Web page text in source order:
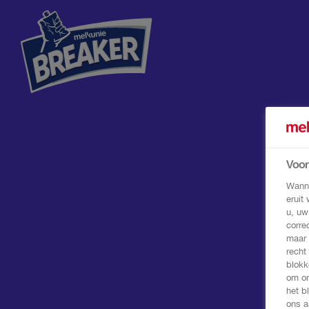
eruit
u,
maar
recht
om
het
ons